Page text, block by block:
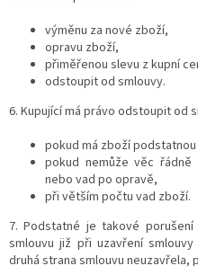
výměnu za nové zboží,
opravu zboží,
přiměřenou slevu z kupní
odstoupit od smlouvy.
6. Kupující má právo odstoupit od
pokud má zboží podstatnou
pokud nemůže věc
nebo vad po opravě,
při větším počtu vad zboží.
7. Podstatné je takové
smlouvu již při uzavření
druhá strana smlouvu